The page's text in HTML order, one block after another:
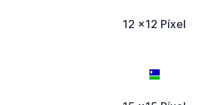
12 x12 Píxel